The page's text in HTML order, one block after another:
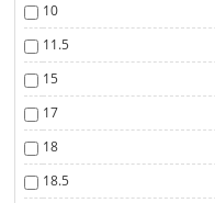
10
11.5
15
17
18
18.5